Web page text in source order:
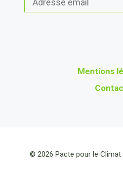
Mentions
© 2026 Pacte pour le Climat